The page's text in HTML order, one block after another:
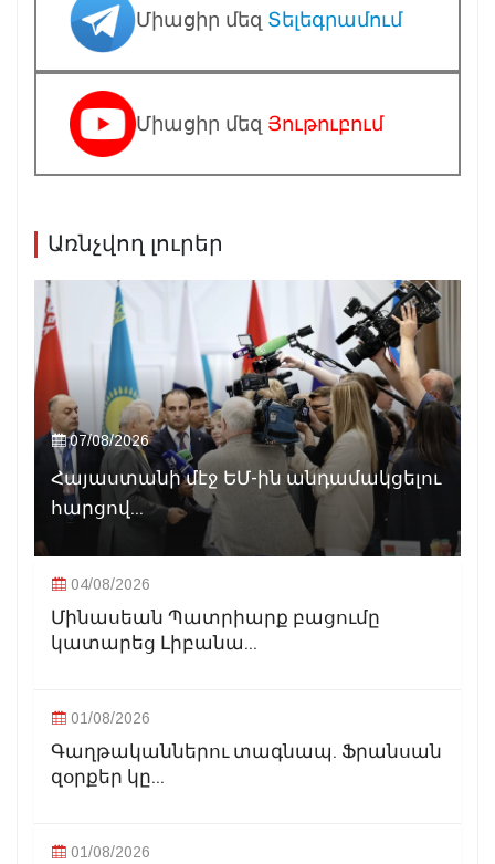
Միացիր մեզ Տելեգրամում
Միացիր մեզ Յութուբում
Առնչվող լուրեր
07/08/2026
Հայաստանի մէջ ԵՄ-ին անդամակցելու
հարցով...
04/08/2026
Մինասեան Պատրիարք բացումը
կատարեց Լիբանա...
01/08/2026
Գաղթականներու տագնապ. Ֆրանսան
զօրքեր կը...
01/08/2026